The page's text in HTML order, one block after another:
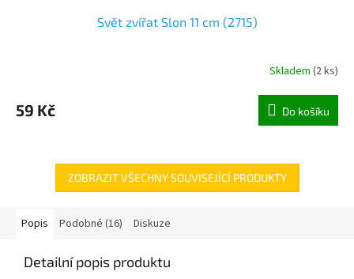
Svět zvířat Slon 11 cm (2715)
Skladem (2 ks)
59 Kč Do košíku
ZOBRAZIT VŠECHNY SOUVISEJÍCÍ PRODUKTY
Popis Podobné (16) Diskuze
Detailní popis produktu